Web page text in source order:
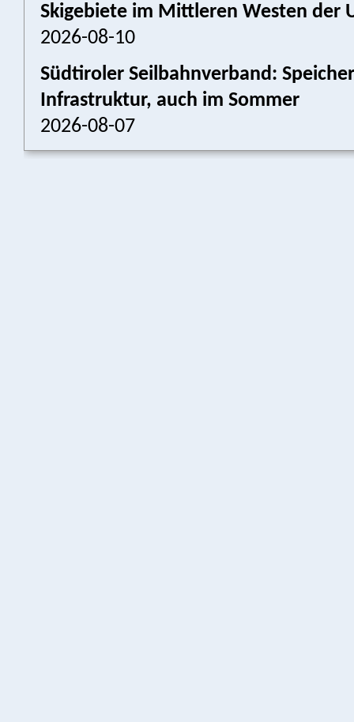
Skigebiete im Mittleren Westen der
2026-08-10
Südtiroler Seilbahnverband:
Infrastruktur, auch im Sommer
2026-08-07